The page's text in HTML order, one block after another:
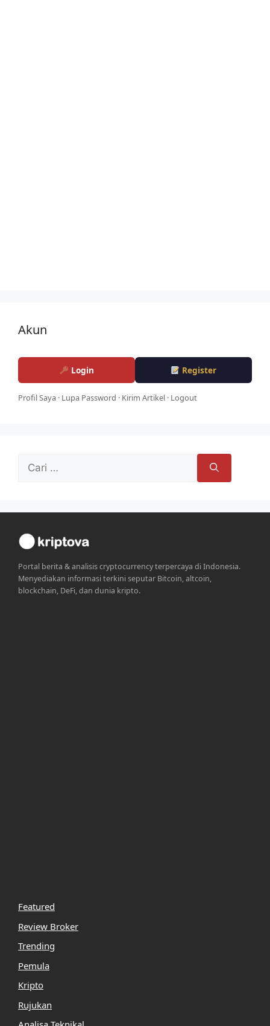
Akun
Login Register
Profil Saya · Lupa Password · Kirim Artikel · Logout
untuk:
Portal berita & analisis cryptocurrency terpercaya di Indonesia.
Menyediakan informasi terkini seputar Bitcoin, altcoin,
blockchain, DeFi, dan dunia kripto.
Featured
Review Broker
Trending
Pemula
Kripto
Rujukan